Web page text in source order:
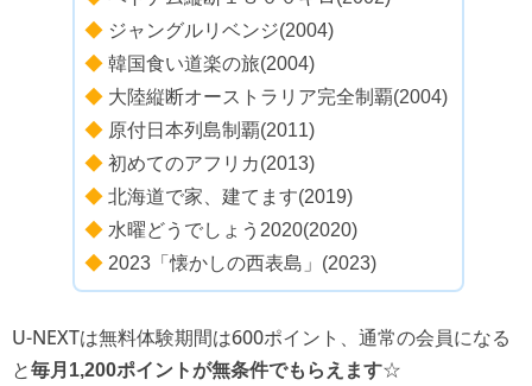
◆ ジャングルリベンジ(2004)
◆ 韓国食い道楽の旅(2004)
◆ 大陸縦断オーストラリア完全制覇(2004)
◆ 原付日本列島制覇(2011)
◆ 初めてのアフリカ(2013)
◆ 北海道で家、建てます(2019)
◆ 水曜どうでしょう2020(2020)
◆ 2023「懐かしの西表島」(2023)
U-NEXTは無料体験期間は600ポイント、通常の会員になる
と毎月1,200ポイントが無条件でもらえます☆